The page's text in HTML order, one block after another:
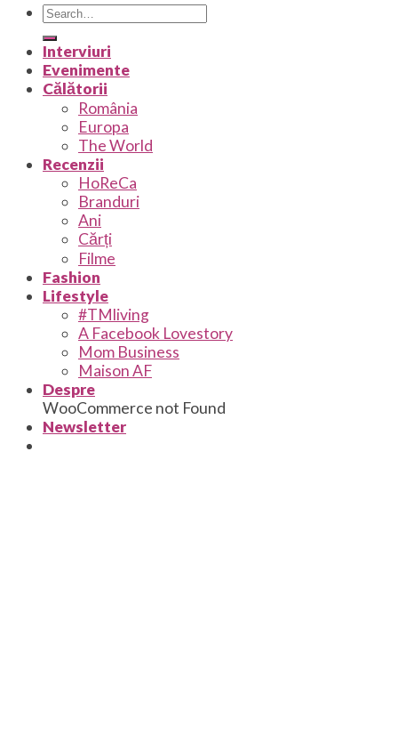
Interviuri
Evenimente
Călătorii
România
Europa
The World
Recenzii
HoReCa
Branduri
Ani
Cărți
Filme
Fashion
Lifestyle
#TMliving
A Facebook Lovestory
Mom Business
Maison AF
Despre
WooCommerce not Found
Newsletter